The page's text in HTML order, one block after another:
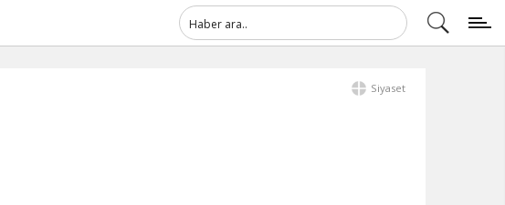
Siyaset